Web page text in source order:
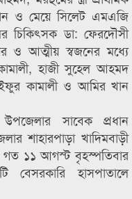
খান ও মেয়ে সিলেট এমএজি
চিকিৎসক ডা: ফেরদৌসী
ও আত্মীয় স্বজনের মধ্যে
হাজী সুহেল আহমদ
কামালী ও আমির খান
সাবেক প্রধান
শাহারপাড়া খাদিমবাড়ী
গত ১১ আগস্ট বৃহস্পতিবার
বেসরকারি হাসপাতালে